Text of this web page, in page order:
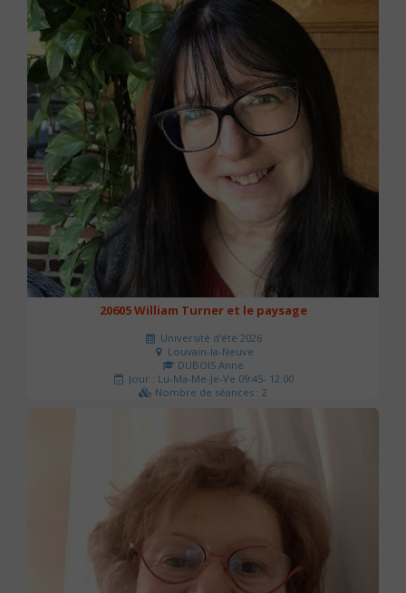
20605 William Turner et le paysage
Université d'été 2026
Louvain-la-Neuve
DUBOIS Anne
Jour : Lu-Ma-Me-Je-Ve 09:45- 12:00
Nombre de séances : 2